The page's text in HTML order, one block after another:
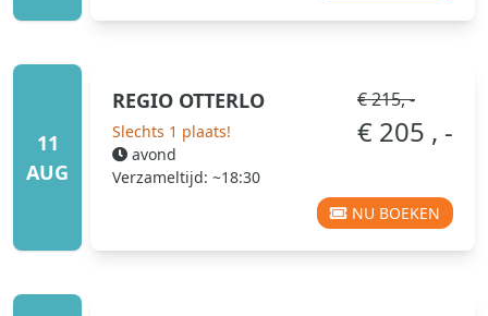
11
AUG
REGIO OTTERLO
Slechts 1 plaats!
avond
Verzameltijd: ~18:30
€ 215, -
€ 205 , -
NU BOEKEN